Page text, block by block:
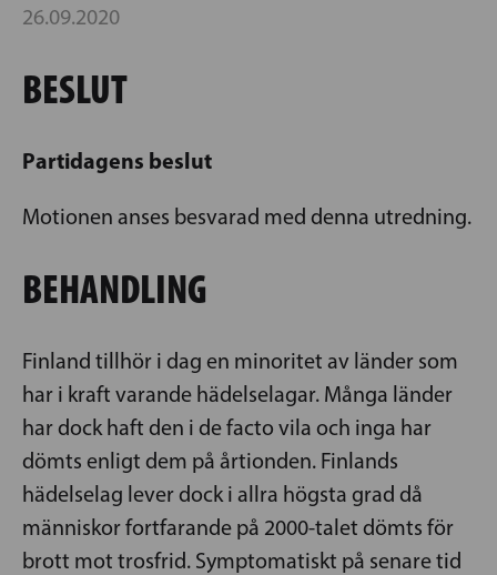
26.09.2020
BESLUT
Partidagens beslut
Motionen anses besvarad med denna utredning.
BEHANDLING
Finland tillhör i dag en minoritet av länder som
har i kraft varande hädelselagar. Många länder
har dock haft den i de facto vila och inga har
dömts enligt dem på årtionden. Finlands
hädelselag lever dock i allra högsta grad då
människor fortfarande på 2000-talet dömts för
brott mot trosfrid. Symptomatiskt på senare tid